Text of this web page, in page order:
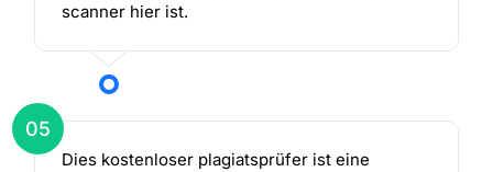
scanner hier ist.
05
Dies kostenloser plagiatsprüfer ist eine